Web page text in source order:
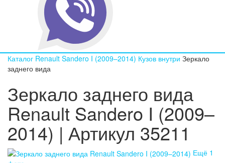
Каталог Renault Sandero I (2009–2014) Кузов внутри Зеркало
заднего вида
Зеркало заднего вида
Renault Sandero I (2009–
2014) | Артикул 35211
Ещё 1